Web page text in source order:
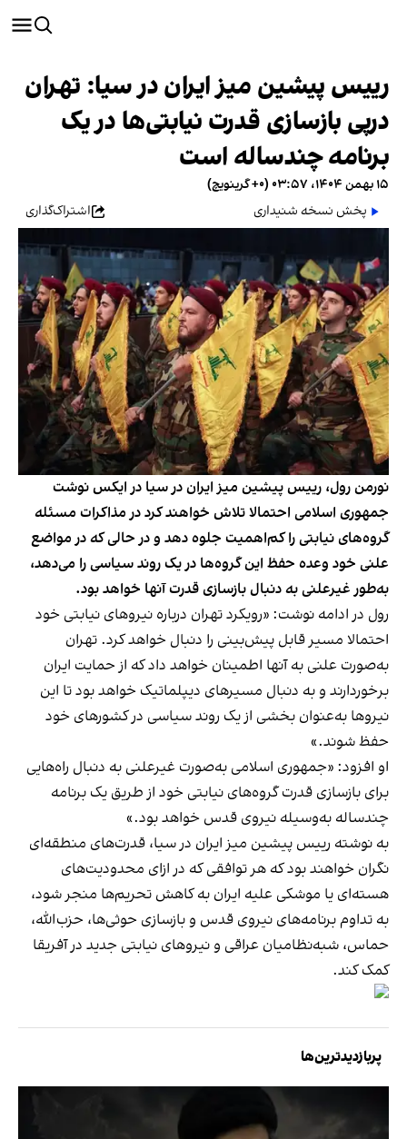
رییس پیشین میز ایران در سیا: تهران
درپی بازسازی قدرت نیابتی‌ها در یک
برنامه چندساله است
۱۵ بهمن ۱۴۰۴، ۰۳:۵۷ (‎+۰ گرینویچ)
پخش نسخه شنیداری
اشتراک‌گذاری
نورمن رول، رییس پیشین میز ایران در سیا در ایکس نوشت
جمهوری اسلامی احتمالا تلاش خواهند کرد در مذاکرات مسئله
گروه‌های نیابتی را کم‌اهمیت جلوه دهد و در حالی که در مواضع
علنی خود وعده حفظ این گروه‌ها در یک روند سیاسی را می‌دهد،
به‌طور غیرعلنی به دنبال بازسازی قدرت آنها خواهد بود.
رول در ادامه نوشت: «رویکرد تهران درباره نیروهای نیابتی خود
احتمالا مسیر قابل پیش‌بینی را دنبال خواهد کرد. تهران
به‌صورت علنی به آنها اطمینان خواهد داد که از حمایت ایران
برخوردارند و به دنبال مسیرهای دیپلماتیک خواهد بود تا این
نیروها به‌عنوان بخشی از یک روند سیاسی در کشورهای خود
حفظ شوند.»
او افزود: «جمهوری اسلامی به‌صورت غیرعلنی به دنبال راه‌هایی
برای بازسازی قدرت گروه‌های نیابتی خود از طریق یک برنامه
چندساله به‌وسیله نیروی قدس خواهد بود.»
به نوشته رییس پیشین میز ایران در سیا، قدرت‌های منطقه‌ای
نگران خواهند بود که هر توافقی که در ازای محدودیت‌های
هسته‌ای یا موشکی علیه ایران به کاهش تحریم‌ها منجر شود،
به تداوم برنامه‌های نیروی قدس و بازسازی حوثی‌ها، حزب‌الله،
حماس، شبه‌نظامیان عراقی و نیروهای نیابتی جدید در آفریقا
کمک کند.
پربازدیدترین‌ها